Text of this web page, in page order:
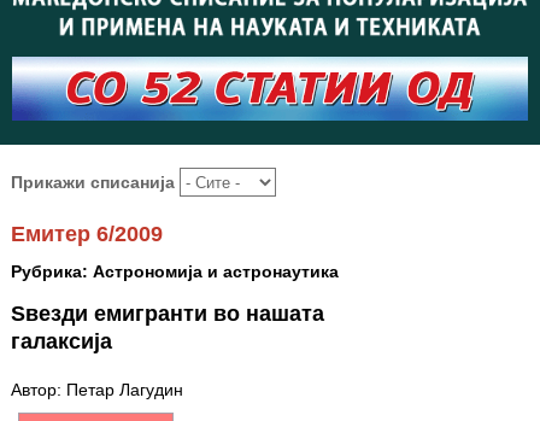
Прикажи списанија
Емитер 6/2009
Рубрика: Астрономија и астронаутика
Ѕвезди емигранти во нашата
галаксија
Автор: Петар Лагудин